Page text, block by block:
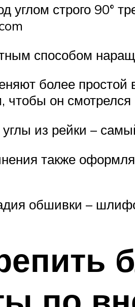
углом строго 90°
способом
более простой
чтобы он
из рейки –
также
обшивки –